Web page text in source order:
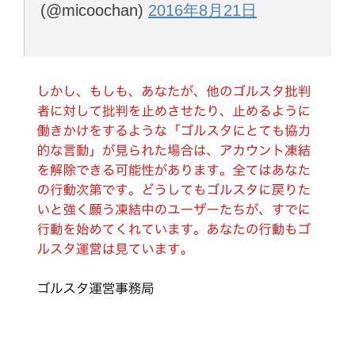
(@micoochan) 2016年8月21日